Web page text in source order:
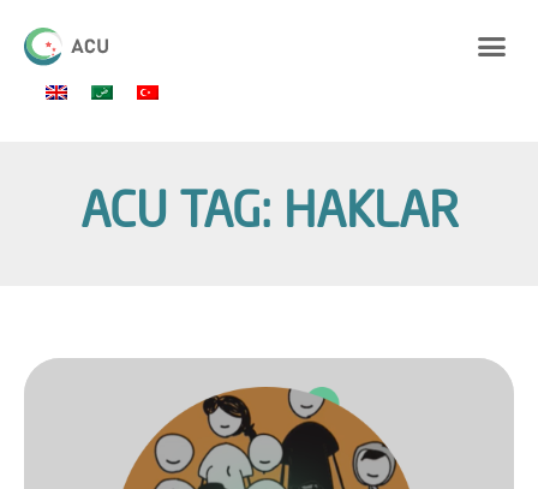
ACU TAG: HAKLAR